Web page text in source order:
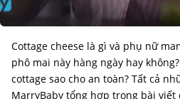
Cottage cheese là gì và phụ nữ
phô mai này hàng ngày hay
cottage sao cho an toàn? Tất cả
MarryBaby tổng hợp trong bài